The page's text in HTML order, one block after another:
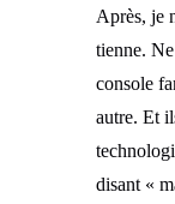
Après, je
tienne.
console
autre. Et
disant «